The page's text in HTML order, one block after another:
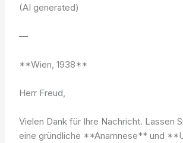
(AI generated)
—
**Wien, 1938**
Herr Freud,
Vielen Dank für Ihre Nachricht. Lassen
eine gründliche **Anamnese** und